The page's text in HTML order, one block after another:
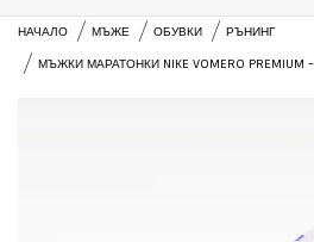
НАЧАЛО МЪЖЕ ОБУВКИ РЪНИНГ
МЪЖКИ МАРАТОНКИ NIKE VOMERO PREMIUM